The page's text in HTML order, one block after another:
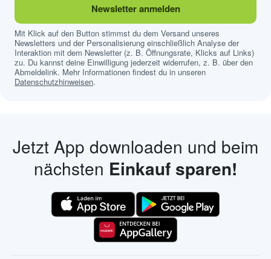
Newsletter anmelden
Mit Klick auf den Button stimmst du dem Versand unseres
Newsletters und der Personalisierung einschließlich Analyse der
Interaktion mit dem Newsletter (z. B. Öffnungsrate, Klicks auf Links)
zu. Du kannst deine Einwilligung jederzeit widerrufen, z. B. über den
Abmeldelink. Mehr Informationen findest du in unseren
Datenschutzhinweisen.
Jetzt App downloaden und beim
nächsten Einkauf sparen!